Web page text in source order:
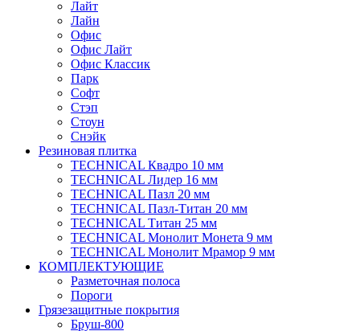
Лайт
Лайн
Офис
Офис Лайт
Офис Классик
Парк
Софт
Стэп
Стоун
Снэйк
Резиновая плитка
TECHNICAL Квадро 10 мм
TECHNICAL Лидер 16 мм
TECHNICAL Пазл 20 мм
TECHNICAL Пазл-Титан 20 мм
TECHNICAL Титан 25 мм
TECHNICAL Монолит Монета 9 мм
TECHNICAL Монолит Мрамор 9 мм
КОМПЛЕКТУЮЩИЕ
Разметочная полоса
Пороги
Грязезащитные покрытия
Бруш-800